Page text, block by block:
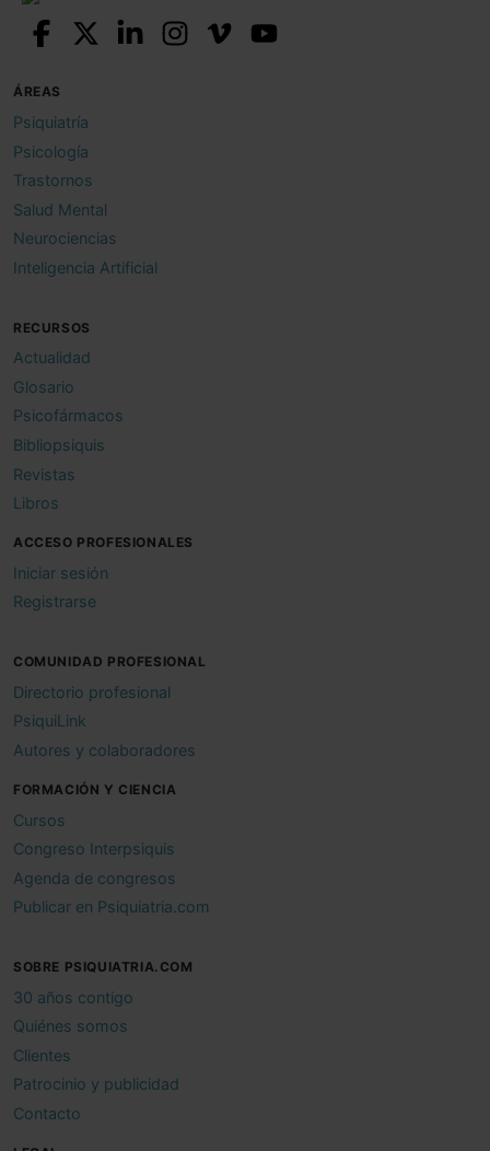
ÁREAS
Psiquiatría
Psicología
Trastornos
Salud Mental
Neurociencias
Inteligencia Artificial
RECURSOS
Actualidad
Glosario
Psicofármacos
Bibliopsiquis
Revistas
Libros
ACCESO PROFESIONALES
Iniciar sesión
Registrarse
COMUNIDAD PROFESIONAL
Directorio profesional
PsiquiLink
Autores y colaboradores
FORMACIÓN Y CIENCIA
Cursos
Congreso Interpsiquis
Agenda de congresos
Publicar en Psiquiatria.com
SOBRE PSIQUIATRIA.COM
30 años contigo
Quiénes somos
Clientes
Patrocinio y publicidad
Contacto